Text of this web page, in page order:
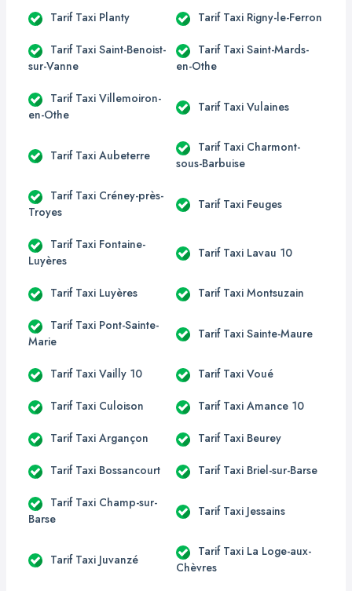
Tarif Taxi Planty Tarif Taxi Rigny-le-Ferron
Tarif Taxi Saint-Benoist-
sur-Vanne
Tarif Taxi Saint-Mards-
en-Othe
Tarif Taxi Villemoiron-
en-Othe
Tarif Taxi Vulaines
Tarif Taxi Aubeterre
Tarif Taxi Charmont-
sous-Barbuise
Tarif Taxi Créney-près-
Troyes
Tarif Taxi Feuges
Tarif Taxi Fontaine-
Luyères
Tarif Taxi Lavau 10
Tarif Taxi Luyères Tarif Taxi Montsuzain
Tarif Taxi Pont-Sainte-
Marie
Tarif Taxi Sainte-Maure
Tarif Taxi Vailly 10 Tarif Taxi Voué
Tarif Taxi Culoison Tarif Taxi Amance 10
Tarif Taxi Argançon Tarif Taxi Beurey
Tarif Taxi Bossancourt Tarif Taxi Briel-sur-Barse
Tarif Taxi Champ-sur-
Barse
Tarif Taxi Jessains
Tarif Taxi Juvanzé
Tarif Taxi La Loge-aux-
Chèvres